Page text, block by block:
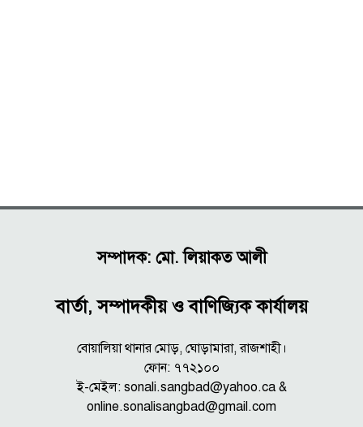
সম্পাদক: মো. লিয়াকত আলী
বার্তা, সম্পাদকীয় ও বাণিজ্যিক কার্যালয়
বোয়ালিয়া থানার মোড়, ঘোড়ামারা, রাজশাহী।
ফোন: ৭৭২১০০
ই-মেইল: sonali.sangbad@yahoo.ca &
online.sonalisangbad@gmail.com